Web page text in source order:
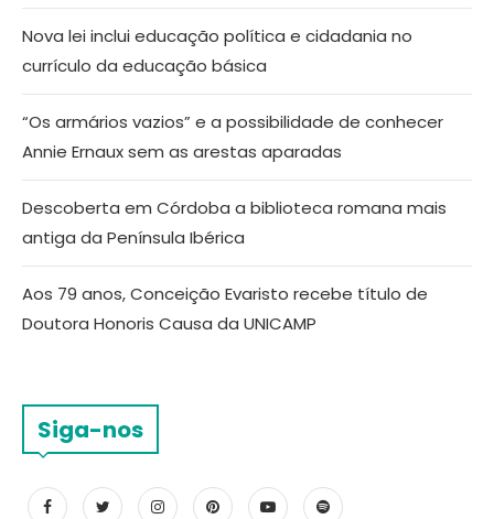
Nova lei inclui educação política e cidadania no
currículo da educação básica
“Os armários vazios” e a possibilidade de conhecer
Annie Ernaux sem as arestas aparadas
Descoberta em Córdoba a biblioteca romana mais
antiga da Península Ibérica
Aos 79 anos, Conceição Evaristo recebe título de
Doutora Honoris Causa da UNICAMP
Siga-nos